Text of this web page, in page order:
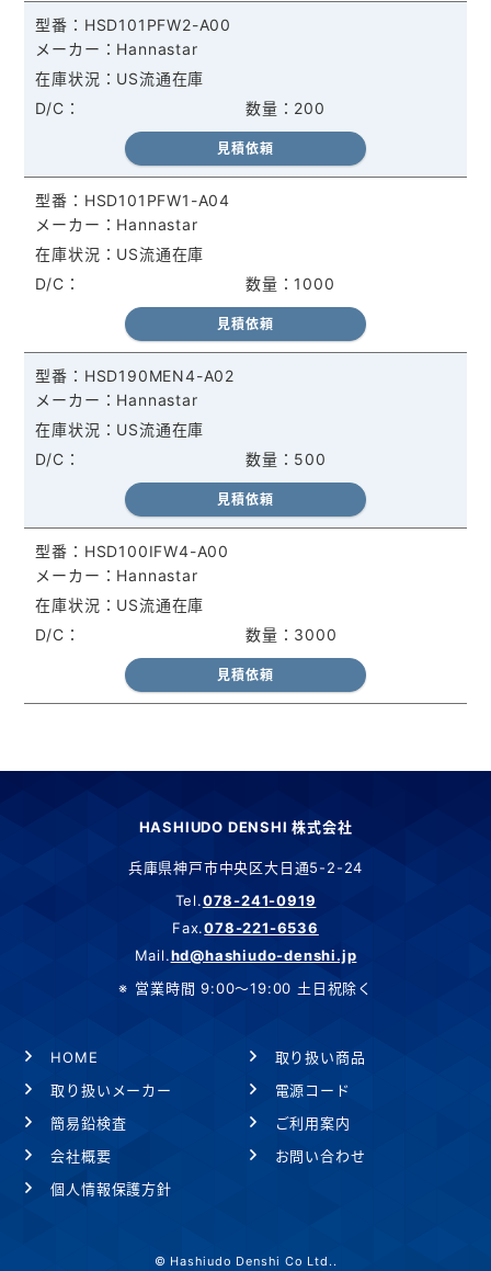
HSD101PFW2-A00
Hannastar
200
US流通在庫
見積依頼
HSD101PFW1-A04
Hannastar
1000
US流通在庫
見積依頼
HSD190MEN4-A02
Hannastar
500
US流通在庫
見積依頼
HSD100IFW4-A00
Hannastar
3000
US流通在庫
見積依頼
HASHIUDO DENSHI 株式会社
兵庫県神戸市中央区大日通5-2-24
Tel.078-241-0919
Fax.078-221-6536
Mail.hd@hashiudo-denshi.jp
営業時間 9:00～19:00 土日祝除く
HOME
取り扱い商品
取り扱いメーカー
電源コード
簡易鉛検査
ご利用案内
会社概要
お問い合わせ
個人情報保護方針
© Hashiudo Denshi Co Ltd..